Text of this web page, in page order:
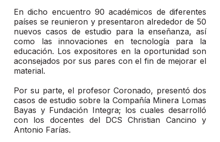
En dicho encuentro 90 académicos de diferentes
países se reunieron y presentaron alrededor de 50
nuevos casos de estudio para la enseñanza, así
como las innovaciones en tecnología para la
educación. Los expositores en la oportunidad son
aconsejados por sus pares con el fin de mejorar el
material.
Por su parte, el profesor Coronado, presentó dos
casos de estudio sobre la Compañía Minera Lomas
Bayas y Fundación Integra; los cuales desarrolló
con los docentes del DCS Christian Cancino y
Antonio Farías.